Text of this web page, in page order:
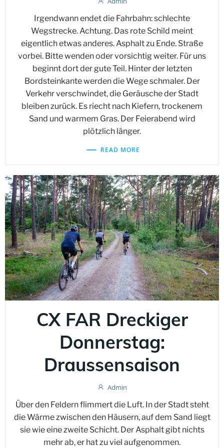
Irgendwann endet die Fahrbahn: schlechte
Wegstrecke. Achtung. Das rote Schild meint
eigentlich etwas anderes. Asphalt zu Ende. Straße
vorbei. Bitte wenden oder vorsichtig weiter. Für uns
beginnt dort der gute Teil. Hinter der letzten
Bordsteinkante werden die Wege schmaler. Der
Verkehr verschwindet, die Geräusche der Stadt
bleiben zurück. Es riecht nach Kiefern, trockenem
Sand und warmem Gras. Der Feierabend wird
plötzlich länger.
READ MORE
CX FAR Dreckiger
Donnerstag:
Draussensaison
Admin
Über den Feldern flimmert die Luft. In der Stadt steht
die Wärme zwischen den Häusern, auf dem Sand liegt
sie wie eine zweite Schicht. Der Asphalt gibt nichts
mehr ab, er hat zu viel aufgenommen.